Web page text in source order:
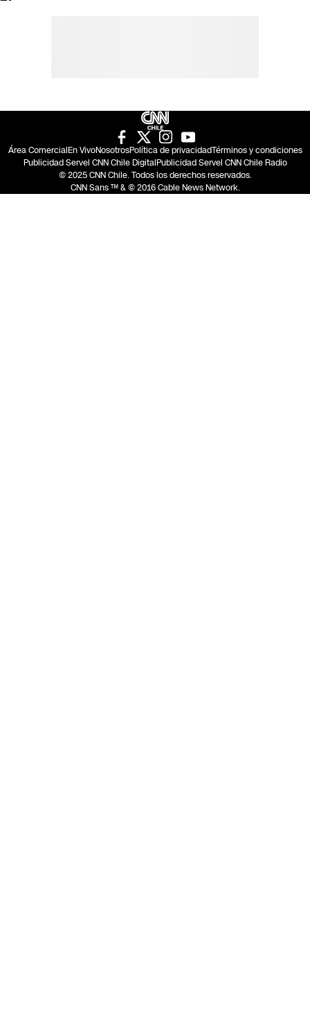
Área ComercialEn VivoNosotrosPolítica de privacidadTérminos y condiciones
Publicidad Servel CNN Chile DigitalPublicidad Servel CNN Chile Radio
© 2025 CNN Chile. Todos los derechos reservados.
CNN Sans ™ & © 2016 Cable News Network.